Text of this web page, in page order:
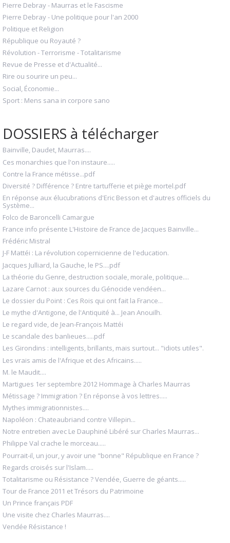
Pierre Debray - Maurras et le Fascisme
Pierre Debray - Une politique pour l'an 2000
Politique et Religion
République ou Royauté ?
Révolution - Terrorisme - Totalitarisme
Revue de Presse et d'Actualité...
Rire ou sourire un peu...
Social, Économie...
Sport : Mens sana in corpore sano
DOSSIERS à télécharger
Bainville, Daudet, Maurras....
Ces monarchies que l'on instaure.....
Contre la France métisse...pdf
Diversité ? Différence ? Entre tartufferie et piège mortel.pdf
En réponse aux élucubrations d'Eric Besson et d'autres officiels du
Système...
Folco de Baroncelli Camargue
France info présente L'Histoire de France de Jacques Bainville...
Frédéric Mistral
J-F Mattéi : La révolution copernicienne de l'education.
Jacques Julliard, la Gauche, le PS....pdf
La théorie du Genre, destruction sociale, morale, politique....
Lazare Carnot : aux sources du Génocide vendéen...
Le dossier du Point : Ces Rois qui ont fait la France...
Le mythe d'Antigone, de l'Antiquité à... Jean Anouilh.
Le regard vide, de Jean-François Mattéi
Le scandale des banlieues.....pdf
Les Girondins : intelligents, brillants, mais surtout... "idiots utiles".
Les vrais amis de l'Afrique et des Africains.....
M. le Maudit....
Martigues 1er septembre 2012 Hommage à Charles Maurras
Métissage ? Immigration ? En réponse à vos lettres.....
Mythes immigrationnistes....
Napoléon : Chateaubriand contre Villepin...
Notre entretien avec Le Dauphiné Libéré sur Charles Maurras...
Philippe Val crache le morceau.....
Pourrait-il, un jour, y avoir une "bonne" République en France ?
Regards croisés sur l'Islam.....
Totalitarisme ou Résistance ? Vendée, Guerre de géants.....
Tour de France 2011 et Trésors du Patrimoine
Un Prince français PDF
Une visite chez Charles Maurras....
Vendée Résistance !